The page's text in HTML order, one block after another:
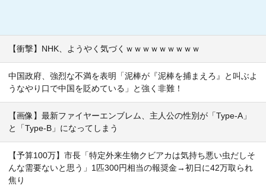
【衝撃】NHK、ようやく気づくｗｗｗｗｗｗｗｗｗ
中国政府、強烈な不満を表明「泥棒が『泥棒を捕まえろ』と叫ぶよ
うなやり口で中国を貶めている」と強く非難！
【画像】最新ファイヤーエンブレム、主人公の性別が「Type-A」
と「Type-B」になってしまう
【予算100万】市長「特定外来生物クビアカは気持ち悪い虫だしそ
んな需要ないと思う」1匹300円相当の報奨金→初日に42万取られ
焦り